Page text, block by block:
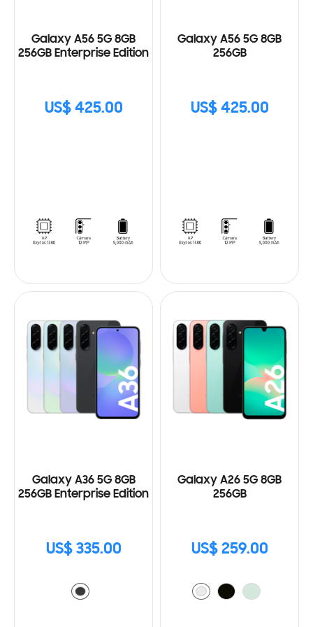
Galaxy A56 5G 8GB
256GB Enterprise Edition
US$ 425.00
Galaxy A56 5G 8GB
256GB
US$ 425.00
Galaxy A36 5G 8GB
256GB Enterprise Edition
US$ 335.00
Galaxy A26 5G 8GB
256GB
US$ 259.00